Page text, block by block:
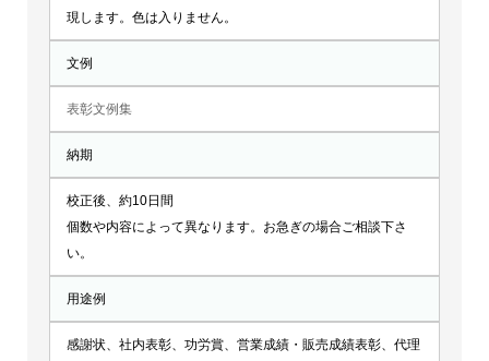
現します。色は入りません。
文例
表彰文例集
納期
校正後、約10日間
個数や内容によって異なります。お急ぎの場合ご相談下さ
い。
用途例
感謝状、社内表彰、功労賞、営業成績・販売成績表彰、代理